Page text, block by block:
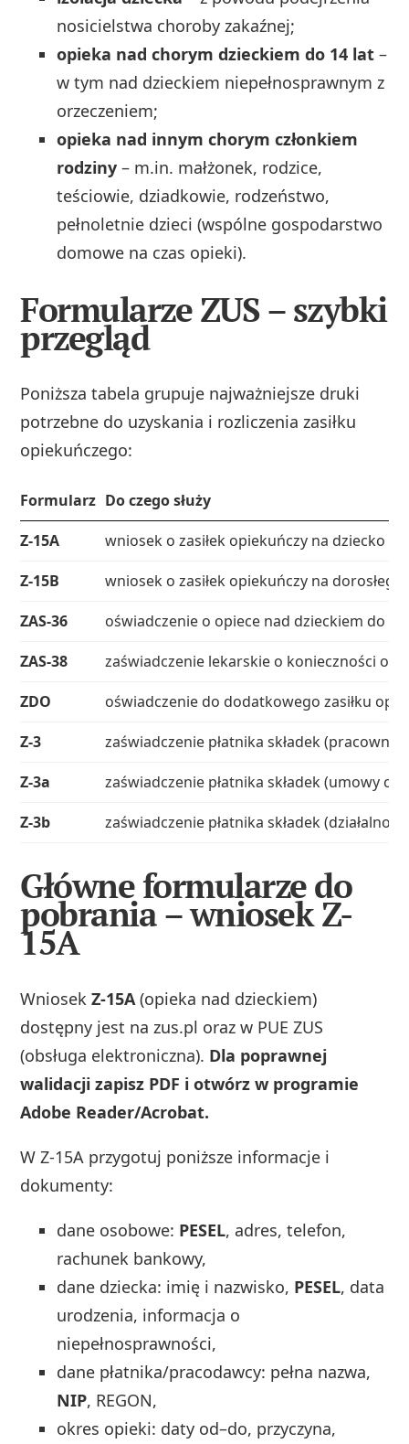
nosicielstwa choroby zakaźnej;
opieka nad chorym dzieckiem do 14 lat –
w tym nad dzieckiem niepełnosprawnym z
orzeczeniem;
opieka nad innym chorym członkiem
rodziny – m.in. małżonek, rodzice,
teściowie, dziadkowie, rodzeństwo,
pełnoletnie dzieci (wspólne gospodarstwo
domowe na czas opieki).
Formularze ZUS – szybki
przegląd
Poniższa tabela grupuje najważniejsze druki
potrzebne do uzyskania i rozliczenia zasiłku
opiekuńczego:
Formularz Do czego służy
Z-15A
wniosek o zasiłek opiekuńczy na dziecko
Z-15B
wniosek o zasiłek opiekuńczy na
ZAS-36
oświadczenie o opiece nad dzieckiem do
ZAS-38
zaświadczenie lekarskie o konieczności
ZDO
oświadczenie do dodatkowego zasiłku
Z-3
zaświadczenie płatnika składek
Z-3a
zaświadczenie płatnika składek (umowy
Z-3b
zaświadczenie płatnika składek
Główne formularze do
pobrania – wniosek Z-
15A
WniosekZ-15A (opieka nad dzieckiem)
dostępny jest na zus.pl oraz w PUE ZUS
(obsługa elektroniczna). Dla poprawnej
walidacji zapisz PDF i otwórz w programie
Adobe Reader/Acrobat.
W Z-15A przygotuj poniższe informacje i
dokumenty:
dane osobowe: PESEL, adres, telefon,
rachunek bankowy,
dane dziecka: imię i nazwisko, PESEL, data
urodzenia, informacja o
niepełnosprawności,
dane płatnika/pracodawcy: pełna nazwa,
NIP, REGON,
okres opieki: daty od–do, przyczyna,